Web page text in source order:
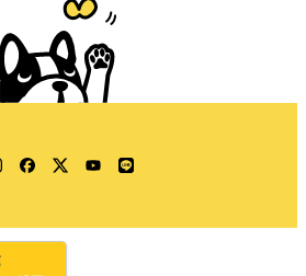
Instagram
Facebook
TwitterYouTube
LINE